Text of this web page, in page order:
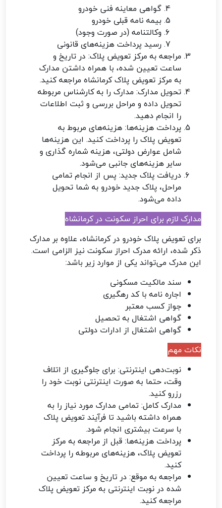
گواهی معاینه فنی خودرو
بیمه نامه قبلی خودرو
وکالتنامه (در صورت وجود)
رسید پرداخت هزینه‌های قانونی
مراجعه به مرکز تعویض پلاک: در تاریخ و
ساعت تعیین شده، با همراه داشتن مدارک
به مرکز تعویض پلاک کرمانشاه مراجعه کنید.
تحویل مدارک: مدارک را به کارشناس مربوطه
تحویل داده و مراحل بررسی و ثبت اطلاعات
را انجام دهید.
پرداخت هزینه‌ها: هزینه‌های مربوط به
تعویض پلاک را پرداخت کنید. این هزینه‌ها
شامل عوارض دولتی، هزینه شماره گذاری و
سایر هزینه‌های جانبی می‌شود.
دریافت پلاک جدید: پس از انجام تمامی
مراحل، پلاک جدید خودرو به شما تحویل
داده می‌شود.
مدارک لازم برای احراز سکونت در کرمانشاه
برای تعویض پلاک خودرو در کرمانشاه، علاوه بر مدارک
ذکر شده، ارائه مدرک احراز سکونت نیز الزامی است.
این مدرک می‌تواند یکی از موارد زیر باشد:
سند مالکیت مسکونی
اجاره نامه با کد رهگیری
جواز کسب معتبر
گواهی اشتغال به تحصیل
گواهی اشتغال از ادارات دولتی
نکات مهم
نوبت‌دهی اینترنتی: برای جلوگیری از اتلاف
وقت، حتما به صورت اینترنتی نوبت خود را
رزرو کنید.
مدارک کامل: تمامی مدارک مورد نیاز را به
همراه داشته باشید تا فرآیند تعویض پلاک
با سرعت بیشتری انجام شود.
پرداخت هزینه‌ها: قبل از مراجعه به مرکز
تعویض پلاک، هزینه‌های مربوطه را پرداخت
کنید.
مراجعه به موقع: در تاریخ و ساعت تعیین
شده در نوبت اینترنتی به مرکز تعویض پلاک
مراجعه کنید.